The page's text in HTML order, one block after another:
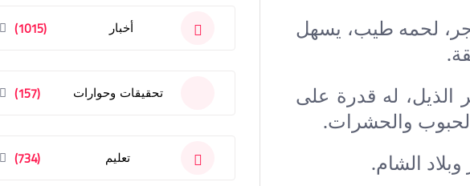
لحمه طيب، يسهل
له قدرة على
والحشرات.
الشام.
أخبار (1015)
تحقيقات وحوارات (157)
تعليم (734)